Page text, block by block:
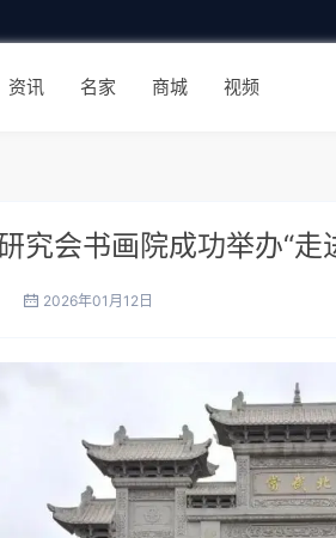
资讯 名家 商城 视频
究会书画院成功举办“走
2026年01月12日